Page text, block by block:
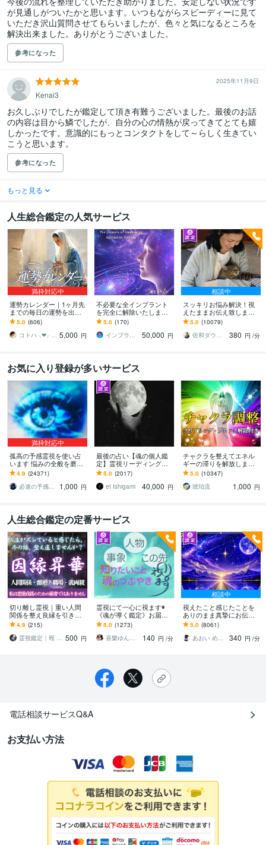
が見通しがついたかと思います。いつもながらスピーディーに見て
いただき沢山質問させてもらいましたが、色々と気になるところを
解決出来ました。ありがとうございました。
参考になった
2025年11月9日
Kenai3
お久しぶりでしたが鑑定して頂き有難うございました。最後のお話
の内容は目から鱗でしたが、自分の心の情熱が戻ってきてとても嬉
しかったです。意識的にもっとコンタクトをして～らしく生きてい
こうと思います。
参考になった
もっと見る
人生総合鑑定の人気サービス
満枠対応中
運勢カレンダー｜1ヶ月先
までの毎日の運勢を出し
ます 30日×500字のおよそ
1万5千文字で細かく詳細
に記します
5.0 (606)
コトハ ⸜❤︎⸝ 新サービス提供開始✨️ 5,000 円
不必要な全インプラント
を完全に解除いたします
インプラント全解除創始
者 × 魂の解放・カルマ浄
化・能力開花
5.0 (170)
インプラント全解除創始者｜魂王DaI⭐︎
50,000 円
相談中
スッキリお悩み解決！視
えたままお伝え致します
恋愛、結婚、人間関係、
仕事、人生、ペットの気
持ち等◎祈願付き
5.0 (10079)
佐和ダウジング＆スピリットメンター
380 円 /分
お気に入り登録が多いサービス
満枠対応中
孤高の予感霊視を使い占
います 悩みの全般を磨き
上げ、研ぎ澄ました予感
より霊視により導きます
4.9 (24371)
必達の予感霊視 渡邊 潤一
1,000 円
最後の占い【魂の個人鑑
定】霊視リーディング承
ります 運命の地図を手
に、輝く人生を創る｜魂
の全体像を紐解く鑑定
5.0 (2017)
et Ishigami
40,000 円
チャクラを整えてエネル
ギーの滞りを解放します 7
割超リピート！人生を変
えたい人のエネルギー調
整
5.0 (10347)
琥珀流
1,000 円
人生総合鑑定の定番サービス
切り離し霊視｜重い人間
関係を整え良縁を引き寄
せます もう終わらせた
い。過去・執着・重荷を
霊視で整理し新しい一歩
4.9 (215)
霊視鑑定｜覡 Heun（ヘウン） 500 円
霊視にて一心に視ます◉
《魂が導く鑑定》お届け
します 「こんなこと‥‥
いいかな？」大丈夫！ど
んなことも！ご安心を☆
5.0 (1273)
喜樂ゆんすう
140 円 /分
相談中
視えたこと感じたことを
ありのまま真摯にお伝え
します 現実とスピリチュ
アルを繋ぐ鑑定であなた
の心に寄り添います
5.0 (8061)
あおい めぐみ✴︎魂の声伝達屋さん
340 円 /分
電話相談サービスQ&A
お支払い方法